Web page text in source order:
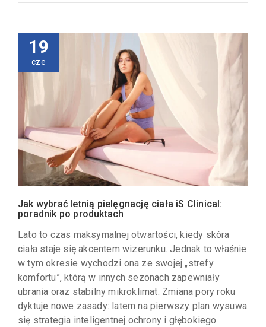
19
cze
Jak wybrać letnią pielęgnację ciała iS Clinical:
poradnik po produktach
Lato to czas maksymalnej otwartości, kiedy skóra
ciała staje się akcentem wizerunku. Jednak to właśnie
w tym okresie wychodzi ona ze swojej „strefy
komfortu”, którą w innych sezonach zapewniały
ubrania oraz stabilny mikroklimat. Zmiana pory roku
dyktuje nowe zasady: latem na pierwszy plan wysuwa
się strategia inteligentnej ochrony i głębokiego